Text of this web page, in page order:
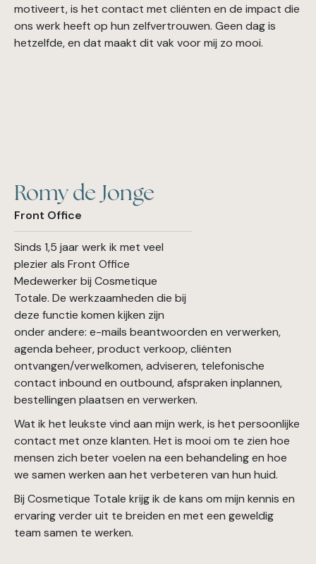
motiveert, is het contact met cliënten en de impact die
ons werk heeft op hun zelfvertrouwen. Geen dag is
hetzelfde, en dat maakt dit vak voor mij zo mooi.
Romy de Jonge
Front Office
Sinds 1,5 jaar werk ik met veel
plezier als Front Office
Medewerker bij Cosmetique
Totale. De werkzaamheden die bij
deze functie komen kijken zijn
onder andere: e-mails beantwoorden en verwerken,
agenda beheer, product verkoop, cliënten
ontvangen/verwelkomen, adviseren, telefonische
contact inbound en outbound, afspraken inplannen,
bestellingen plaatsen en verwerken.
Wat ik het leukste vind aan mijn werk, is het persoonlijke
contact met onze klanten. Het is mooi om te zien hoe
mensen zich beter voelen na een behandeling en hoe
we samen werken aan het verbeteren van hun huid.
Bij Cosmetique Totale krijg ik de kans om mijn kennis en
ervaring verder uit te breiden en met een geweldig
team samen te werken.